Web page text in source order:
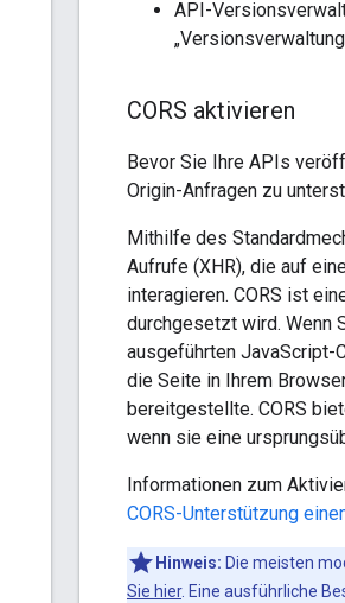
API-
CORS aktivieren
Bevor Sie Ihre APIs
Origin-Anfragen zu
Mithilfe des
Aufrufe (XHR), die auf
interagieren. CORS ist
durchgesetzt wird. Wenn
ausgeführten JavaScript-
die Seite in Ihrem
bereitgestellte. CORS
wenn sie eine
Informationen zum
CORS-Unterstützung
Hinweis: Die meisten
Sie hier. Eine ausführliche